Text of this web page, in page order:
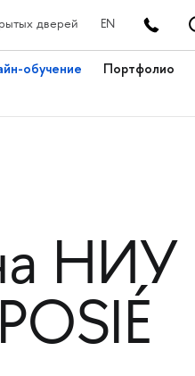
дверей EN
обучение Портфолио
НИУ